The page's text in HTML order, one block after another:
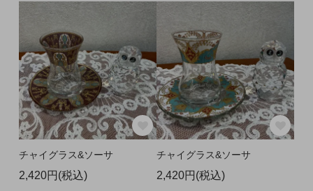
チャイグラス&ソーサ
2,420円(税込)
チャイグラス&ソーサ
2,420円(税込)